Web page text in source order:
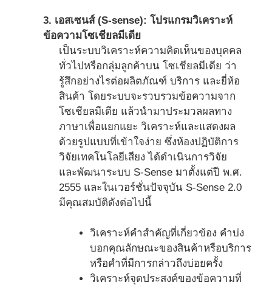
3. เอสเซนส์ (S-sense): โปรแกรมวิเคราะห์
ข้อความโซเชียลมีเดีย
เป็นระบบวิเคราะห์ความคิดเห็นของบุคคล
ทั่วไปหรือกลุ่มลูกค้าบน โซเชียลมีเดีย ว่า
รู้สึกอย่างไรต่อผลิตภัณฑ์ บริการ และยี่ห้อ
สินค้า โดยระบบจะรวบรวมข้อความจาก
โซเชียลมีเดีย แล้วนำมาประมวลผลทาง
ภาษาเพื่อแยกแยะ วิเคราะห์และแสดงผล
ด้วยรูปแบบที่เข้าใจง่าย ซึ่งห้องปฏิบัติการ
วิจัยเทคโนโลยีเสียง ได้ดำเนินการวิจัย
และพัฒนาระบบ S-Sense มาตั้งแต่ปี พ.ศ.
2555 และในเวอร์ชั่นปัจจุบัน S-Sense 2.0
มีคุณสมบัติดังต่อไปนี้
วิเคราะห์คำสำคัญที่เกี่ยวข้อง คำบ่ง
บอกคุณลักษณะของสินค้าหรือบริการ
หรือคำที่มีการกล่าวถึงบ่อยครั้ง
วิเคราะห์จุดประสงค์ของข้อความที่